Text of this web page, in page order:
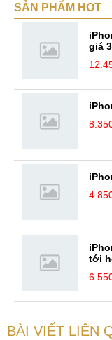
bản thân Đỗ Đức Sang,
SẢN PHẨM HOT
giá
tới
BÀI VIẾT LIÊN